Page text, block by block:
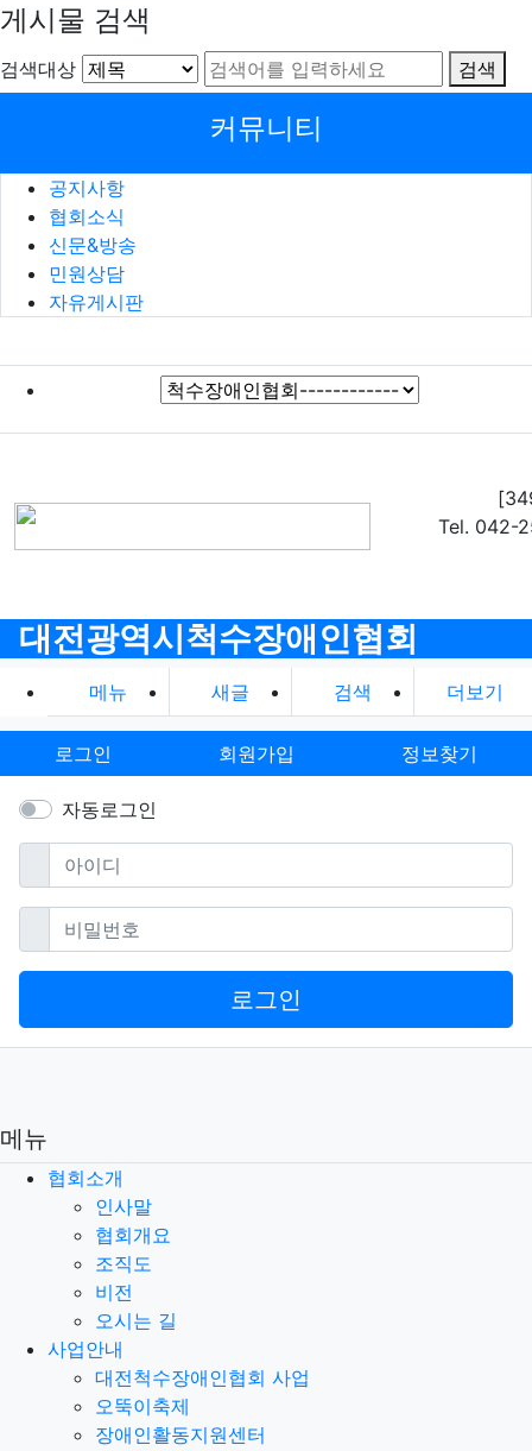
게시물 검색
검색대상 검색
커뮤니티
공지사항
협회소식
신문&방송
민원상담
자유게시판
Tel. 042-
대전광역시척수장애인협회
메뉴 새글 검색 더보기
로그인 회원가입 정보찾기
자동로그인
아이디필수
비밀번호필수
로그인
메뉴
협회소개
인사말
협회개요
조직도
비전
오시는 길
사업안내
대전척수장애인협회 사업
오뚝이축제
장애인활동지원센터